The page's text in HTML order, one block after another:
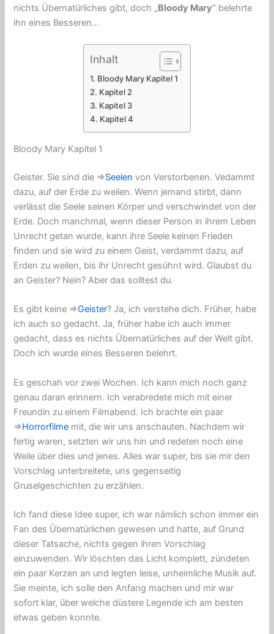
nichts Übernatürliches gibt, doch „Bloody Mary“ belehrte
ihn eines Besseren…
Inhalt
Bloody Mary Kapitel 1
Kapitel 2
Kapitel 3
Kapitel 4
Bloody Mary Kapitel 1
Geister. Sie sind die ⇒Seelen von Verstorbenen. Vedammt
dazu, auf der Erde zu weilen. Wenn jemand stirbt, dann
verlässt die Seele seinen Körper und verschwindet von der
Erde. Doch manchmal, wenn dieser Person in ihrem Leben
Unrecht getan wurde, kann ihre Seele keinen Frieden
finden und sie wird zu einem Geist, verdammt dazu, auf
Erden zu weilen, bis ihr Unrecht gesühnt wird. Glaubst du
an Geister? Nein? Aber das solltest du.
Es gibt keine ⇒Geister? Ja, ich verstehe dich. Früher, habe
ich auch so gedacht. Ja, früher habe ich auch immer
gedacht, dass es nichts Übernatürliches auf der Welt gibt.
Doch ich wurde eines Besseren belehrt.
Es geschah vor zwei Wochen. Ich kann mich noch ganz
genau daran erinnern. Ich verabredete mich mit einer
Freundin zu einem Filmabend. Ich brachte ein paar
⇒Horrorfilme mit, die wir uns anschauten. Nachdem wir
fertig waren, setzten wir uns hin und redeten noch eine
Weile über dies und jenes. Alles war super, bis sie mir den
Vorschlag unterbreitete, uns gegenseitig
Gruselgeschichten zu erzählen.
Ich fand diese Idee super, ich war nämlich schon immer ein
Fan des Übernatürlichen gewesen und hatte, auf Grund
dieser Tatsache, nichts gegen ihren Vorschlag
einzuwenden. Wir löschten das Licht komplett, zündeten
ein paar Kerzen an und legten leise, unheimliche Musik auf.
Sie meinte, ich solle den Anfang machen und mir war
sofort klar, über welche düstere Legende ich am besten
etwas geben konnte.